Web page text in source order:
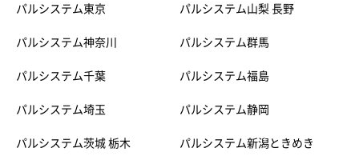
パルシステム東京
パルシステム神奈川
パルシステム千葉
パルシステム埼玉
パルシステム茨城 栃木
パルシステム山梨 長野
パルシステム群馬
パルシステム福島
パルシステム静岡
パルシステム新潟ときめき